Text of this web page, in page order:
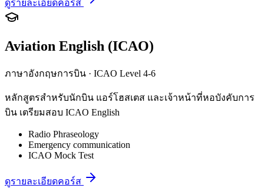
ดูรายละเอียดคอร์ส
Aviation English (ICAO)
ภาษาอังกฤษการบิน · ICAO Level 4-6
หลักสูตรสำหรับนักบิน แอร์โฮสเตส และเจ้าหน้าที่หอบังคับการ
บิน เตรียมสอบ ICAO English
Radio Phraseology
Emergency communication
ICAO Mock Test
ดูรายละเอียดคอร์ส